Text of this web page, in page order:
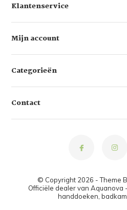
Klantenservice
Mijn account
Categorieën
Contact
© Copyright 2026 - Theme
Officiële dealer van Aquanova
handdoeken,